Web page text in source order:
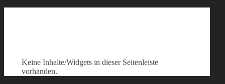
Keine Inhalte/Widgets in dieser Seitenleiste
vorhanden.